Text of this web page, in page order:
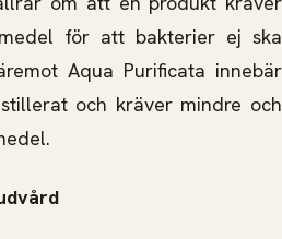
för att bakterier ej ska
Aqua Purificata innebär
och kräver mindre och